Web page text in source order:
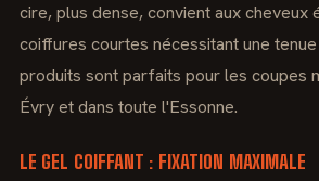
cire, plus dense, convient aux cheveux
coiffures courtes nécessitant une
produits sont parfaits pour les coupes
Évry et dans toute l'Essonne.
LE GEL COIFFANT : FIXATION MAXIMALE